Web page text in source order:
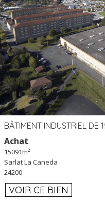
Achat
15091m²
Sarlat La Caneda
24200
VOIR CE BIEN